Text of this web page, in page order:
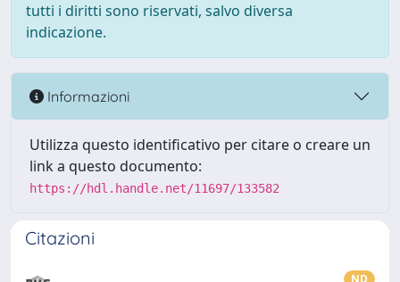
tutti i diritti sono riservati, salvo diversa
indicazione.
Informazioni
Utilizza questo identificativo per citare o creare un
link a questo documento:
https://hdl.handle.net/11697/133582
Citazioni